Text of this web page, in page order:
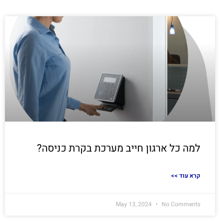
למה כל ארגון חייב מערכת בקרת כניסה?
<< קרא עוד
May 13, 2024 No Comments